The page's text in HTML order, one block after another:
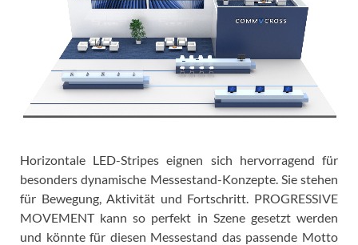
Horizontale LED-Stripes eignen sich hervorragend für
besonders dynamische Messestand-Konzepte. Sie stehen
für Bewegung, Aktivität und Fortschritt. PROGRESSIVE
MOVEMENT kann so perfekt in Szene gesetzt werden
und könnte für diesen Messestand das passende Motto